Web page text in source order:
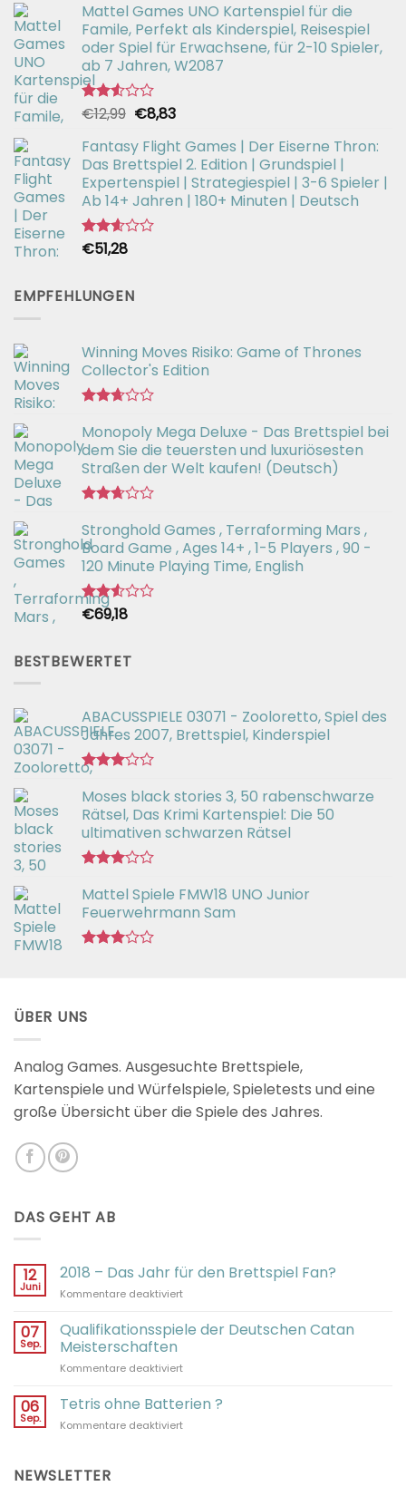
mit
2.53
von 5
Mattel Games UNO Kartenspiel für die
Famile, Perfekt als Kinderspiel, Reisespiel
oder Spiel für Erwachsene, für 2-10 Spieler,
ab 7 Jahren, W2087
Bewertet
2.52
von 5
€12,99 Ursprünglicher
war:
€12,99
€8,83Aktueller
ist:
€8,83.
Fantasy Flight Games | Der Eiserne Thron:
Das Brettspiel 2. Edition | Grundspiel |
Expertenspiel | Strategiespiel | 3-6 Spieler |
Ab 14+ Jahren | 180+ Minuten | Deutsch
Bewertet
von 5
€51,28
EMPFEHLUNGEN
Winning Moves Risiko: Game of Thrones
Collector's Edition
mit
2.66
von 5
Monopoly Mega Deluxe - Das Brettspiel bei
dem Sie die teuersten und luxuriösesten
Straßen der Welt kaufen! (Deutsch)
mit
2.64
von 5
Stronghold Games , Terraforming Mars ,
Board Game , Ages 14+ , 1-5 Players , 90 -
120 Minute Playing Time, English
Bewertet
von 5
€69,18
BESTBEWERTET
ABACUSSPIELE 03071 - Zooloretto, Spiel des
Jahres 2007, Brettspiel, Kinderspiel
mit
3.02
von 5
Moses black stories 3, 50 rabenschwarze
Rätsel, Das Krimi Kartenspiel: Die 50
ultimativen schwarzen Rätsel
mit
3.00
von 5
Mattel Spiele FMW18 UNO Junior
Feuerwehrmann Sam
ÜBER UNS
Analog Games. Ausgesuchte Brettspiele,
Kartenspiele und Würfelspiele, Spieletests und eine
große Übersicht über die Spiele des Jahres.
DAS GEHT AB
12
Juni
2018 – Das Jahr für den Brettspiel Fan?
Kommentare deaktiviertfür
–
Das
für
Brettspiel
07
Sep.
Qualifikationsspiele der Deutschen Catan
Meisterschaften
Kommentare deaktiviertfür
der
Deutschen
Catan
06
Sep.
Tetris ohne Batterien ?
Kommentare deaktiviertfür
NEWSLETTER